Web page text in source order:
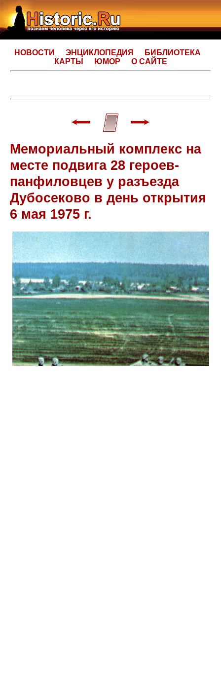
НОВОСТИ ЭНЦИКЛОПЕДИЯ
БИБЛИОТЕКА
КАРТЫ
ЮМОР О САЙТЕ
Мемориальный комплекс на
месте подвига 28 героев-
панфиловцев у разъезда
Дубосеково в день открытия
6 мая 1975 г.